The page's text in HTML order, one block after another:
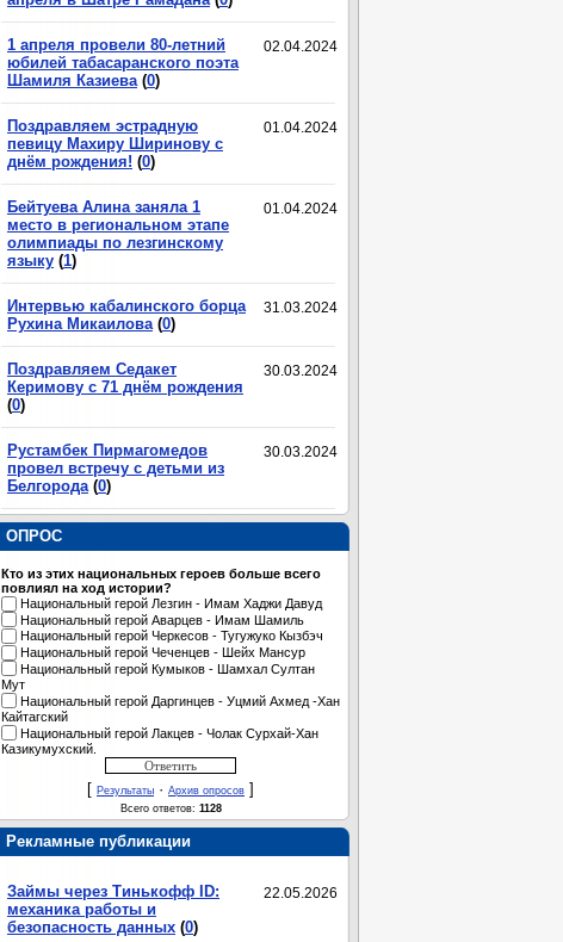
02.04.2024
1 апреля провели 80-летний
юбилей табасаранского поэта
Шамиля Казиева (0)
01.04.2024
Поздравляем эстрадную
певицу Махиру Ширинову с
днём рождения! (0)
01.04.2024
Бейтуева Алина заняла 1
место в региональном этапе
олимпиады по лезгинскому
языку (1)
31.03.2024
Интервью кабалинского борца
Рухина Микаилова (0)
30.03.2024
Поздравляем Седакет
Керимову с 71 днём рождения
(0)
30.03.2024
Рустамбек Пирмагомедов
провел встречу с детьми из
Белгорода (0)
ОПРОС
Кто из этих национальных героев больше всего
повлиял на ход истории?
Национальный герой Лезгин - Имам Хаджи Давуд
Национальный герой Аварцев - Имам Шамиль
Национальный герой Черкесов - Тугужуко Кызбэч
Национальный герой Чеченцев - Шейх Мансур
Национальный герой Кумыков - Шамхал Султан
Мут
Национальный герой Даргинцев - Уцмий Ахмед -Хан
Кайтагский
Национальный герой Лакцев - Чолак Сурхай-Хан
Казикумухский.
[ Результаты · Архив опросов ]
Всего ответов: 1128
Рекламные публикации
22.05.2026
Займы через Тинькофф ID:
механика работы и
безопасность данных (0)